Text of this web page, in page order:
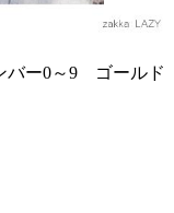
バー0～9 ゴールド